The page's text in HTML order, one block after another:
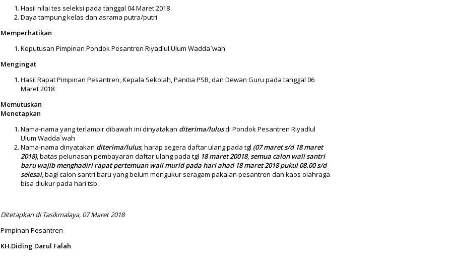
Hasil nilai tes seleksi pada tanggal 04 Maret 2018
Daya tampung kelas dan asrama putra/putri
Memperhatikan
Keputusan Pimpinan Pondok Pesantren Riyadlul Ulum Wadda`wah
Mengingat
Hasil Rapat Pimpinan Pesantren, Kepala Sekolah, Panitia PSB, dan Dewan Guru pada tanggal 06
Maret 2018
Memutuskan
Menetapkan
Nama-nama yang terlampir dibawah ini dinyatakan diterima/lulusdi Pondok Pesantren Riyadlul
Ulum Wadda`wah
Nama-nama dinyatakan diterima/lulus, harap segera daftar ulang pada tgl (07 maret s/d 18 maret
2018), batas pelunasan pembayaran daftar ulang pada tgl 18 maret 20018,semua calon wali santri
baru wajib menghadiri rapat pertemuan wali murid pada hari ahad 18 maret 2018pukul 08.00 s/d
selesai, bagi calon santri baru yang belum mengukur seragam pakaian pesantren dan kaos olahraga
bisa diukur pada hari tsb.
Ditetapkan di Tasikmalaya, 07 Maret 2018
Pimpinan Pesantren
KH.Diding Darul Falah